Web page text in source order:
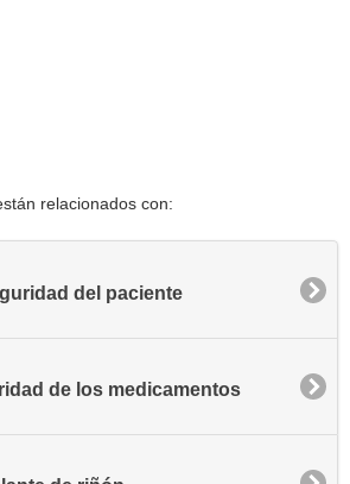
relacionados con:
del paciente
de los medicamentos